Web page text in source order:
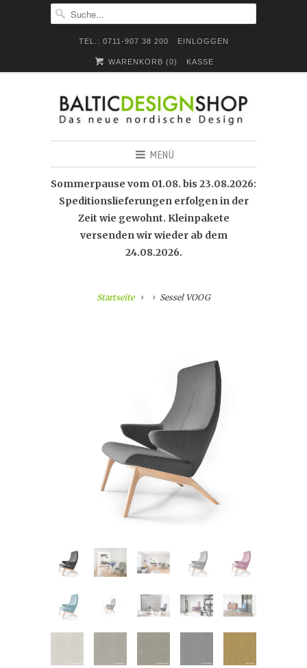
TEL.: 0711-907 38 200 EINLOGGEN
WARENKORB (0) KASSE
MENÜ
Sommerpause vom 01.08. bis 23.08.2026:
Speditionslieferungen erfolgen in der
Zeit wie gewohnt. Kleinpakete
versenden wir wieder ab dem
24.08.2026.
Startseite Sessel VOOG